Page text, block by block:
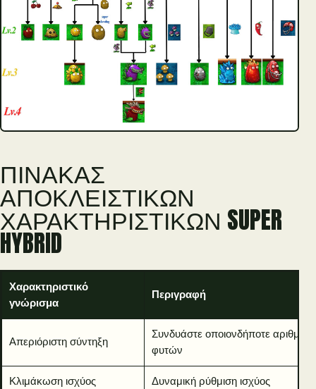
ΠΊΝΑΚΑΣ
ΑΠΟΚΛΕΙΣΤΙΚΏΝ
ΧΑΡΑΚΤΗΡΙΣΤΙΚΏΝ SUPER
HYBRID
Χαρακτηριστικό
γνώρισμα
Περιγραφή
Απεριόριστη σύντηξη
Συνδυάστε οποιονδήποτε αριθμό
φυτών
Κλιμάκωση ισχύος Δυναμική ρύθμιση ισχύος